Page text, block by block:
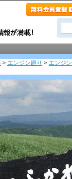
> エンジン廻り > エンジン